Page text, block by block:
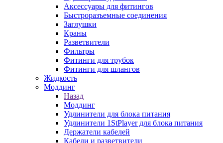
Аксессуары для фитингов
Быстроразъемные соединения
Заглушки
Краны
Разветвители
Фильтры
Фитинги для трубок
Фитинги для шлангов
Жидкость
Моддинг
Назад
Моддинг
Удлинители для блока питания
Удлинители 1StPlayer для блока питания
Держатели кабелей
Кабели и разветвители